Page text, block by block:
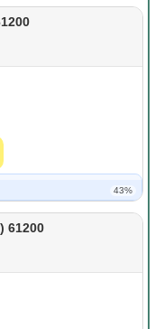
43%
61200